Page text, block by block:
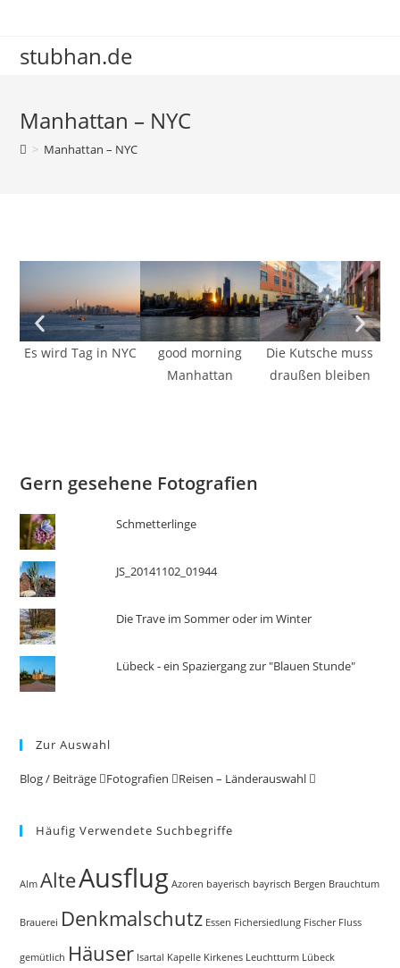
stubhan.de
Manhattan – NYC
> Manhattan – NYC
Es wird Tag in NYC
good morning
Manhattan
Die Kutsche muss
draußen bleiben
Gern gesehene Fotografien
Schmetterlinge
JS_20141102_01944
Die Trave im Sommer oder im Winter
Lübeck - ein Spaziergang zur "Blauen Stunde"
Zur Auswahl
Blog / Beiträge Fotografien Reisen – Länderauswahl
Häufig Verwendete Suchbegriffe
Alm AlteAusflug Azoren bayerisch bayrisch Bergen Brauchtum
Brauerei Denkmalschutz Essen Fichersiedlung Fischer Fluss
gemütlich Häuser Isartal Kapelle Kirkenes Leuchtturm Lübeck